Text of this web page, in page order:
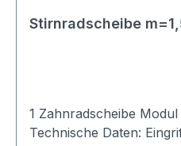
Stirnradscheibe
1 Zahnradscheibe Modul
Technische Daten: